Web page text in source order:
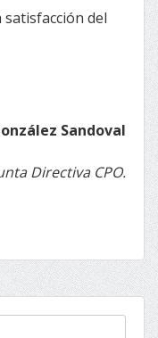
del
Sandoval
Directiva CPO.